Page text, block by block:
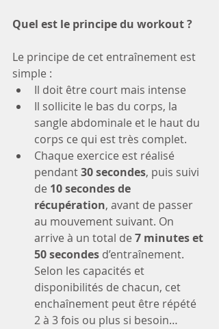
Quel est le principe du workout ?
Le principe de cet entraînement est
simple :
Il doit être court mais intense
Il sollicite le bas du corps, la
sangle abdominale et le haut du
corps ce qui est très complet.
Chaque exercice est réalisé
pendant 30 secondes, puis suivi
de 10 secondes de
récupération, avant de passer
au mouvement suivant. On
arrive à un total de 7 minutes et
50 secondes d’entraînement.
Selon les capacités et
disponibilités de chacun, cet
enchaînement peut être répété
2 à 3 fois ou plus si besoin…